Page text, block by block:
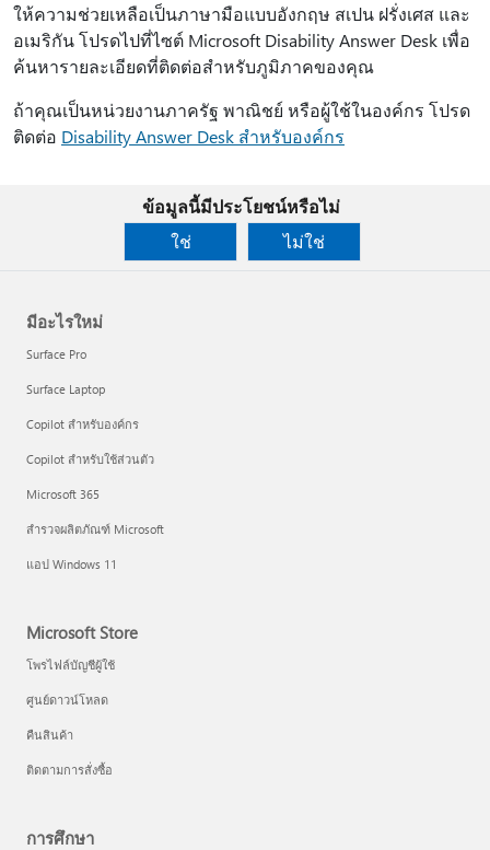
ให้ความช่วยเหลือเป็นภาษามือแบบอังกฤษ สเปน ฝรั่งเศส และ
อเมริกัน โปรดไปที่ไซต์ Microsoft Disability Answer Desk เพื่อ
ค้นหารายละเอียดที่ติดต่อสำหรับภูมิภาคของคุณ
ถ้าคุณเป็นหน่วยงานภาครัฐ พาณิชย์ หรือผู้ใช้ในองค์กร โปรด
ติดต่อ Disability Answer Desk สําหรับองค์กร
ข้อมูลนี้มีประโยชน์หรือไม่
ใช่
ไม่ใช่
มีอะไรใหม่
Surface Pro
Surface Laptop
Copilot สำหรับองค์กร
Copilot สำหรับใช้ส่วนตัว
Microsoft 365
สำรวจผลิตภัณฑ์ Microsoft
แอป Windows 11
Microsoft Store
โพรไฟล์บัญชีผู้ใช้
ศูนย์ดาวน์โหลด
คืนสินค้า
ติดตามการสั่งซื้อ
การศึกษา